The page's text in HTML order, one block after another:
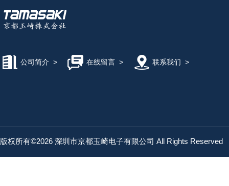
公司简介 > 在线留言> 联系我们 >
版权所有©2026 深圳市京都玉崎电子有限公司 All Rights Reserved